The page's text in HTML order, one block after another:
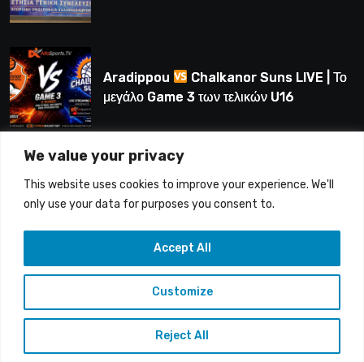
We value your privacy
This website uses cookies to improve your experience. We'll
only use your data for purposes you consent to.
Customize
Reject All
Accept All
Aradippou
Chalkanor Suns LIVE | Το
μεγάλο Game 3 των τελικών U16
LIVE | Ύδρα Ασφαλιστική ΕΝΑΔ vs
Άτλαντας Πάφου
Copyright © 2015-26 Alfasports TV | Production of
UnitrustMedia | Contacts: info@alfasports.tv